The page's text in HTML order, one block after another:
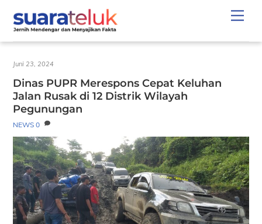
content
Juni 23, 2024
Dinas PUPR Merespons Cepat Keluhan
Jalan Rusak di 12 Distrik Wilayah
Pegunungan
NEWS 0